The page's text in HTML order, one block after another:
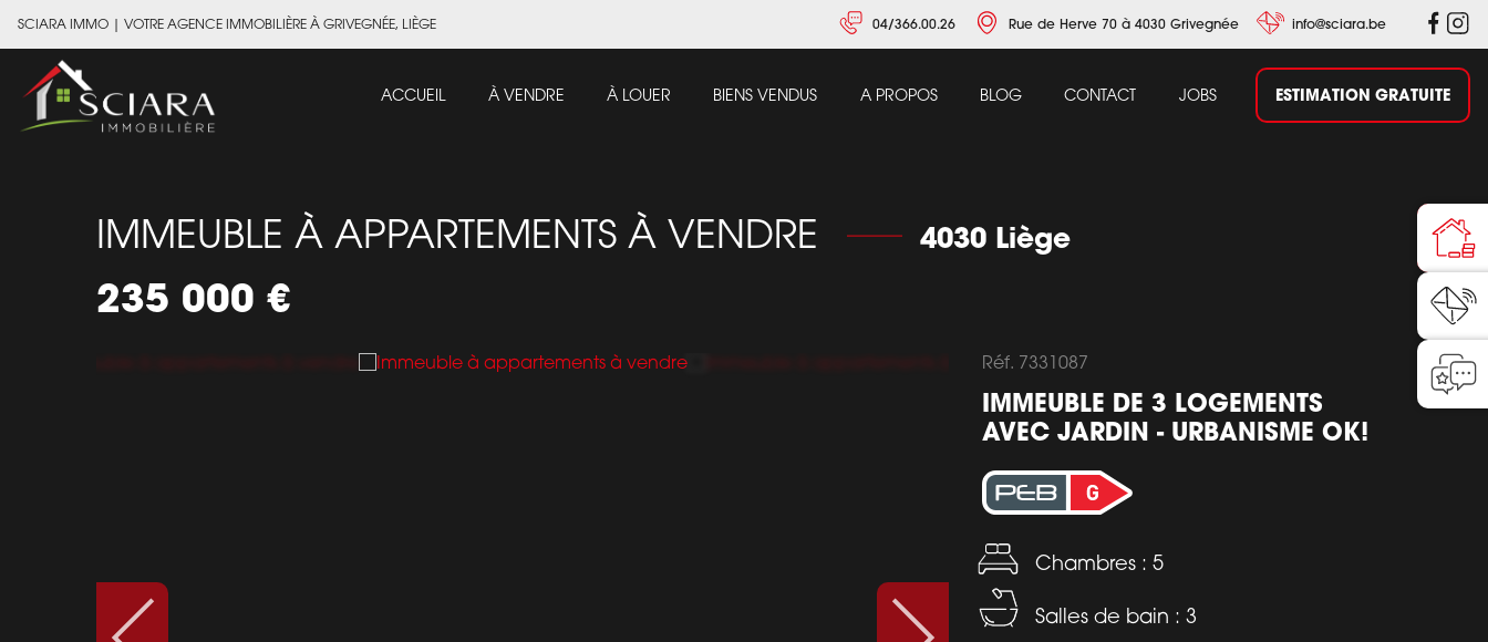
SCIARA IMMO | VOTRE AGENCE IMMOBILIÈRE À GRIVEGNÉE, LIÈGE 04/366.00.26 Rue de Herve 70 à 4030 Grivegnée info@sciara.be
ACCUEIL À VENDRE À LOUER BIENS VENDUS A PROPOS BLOG CONTACT JOBS ESTIMATION GRATUITE
IMMEUBLE À APPARTEMENTS À VENDRE 4030 Liège
235 000 €
Réf. 7331087
IMMEUBLE DE 3 LOGEMENTS
AVEC JARDIN - URBANISME OK!
Chambres : 5
Salles de bain : 3